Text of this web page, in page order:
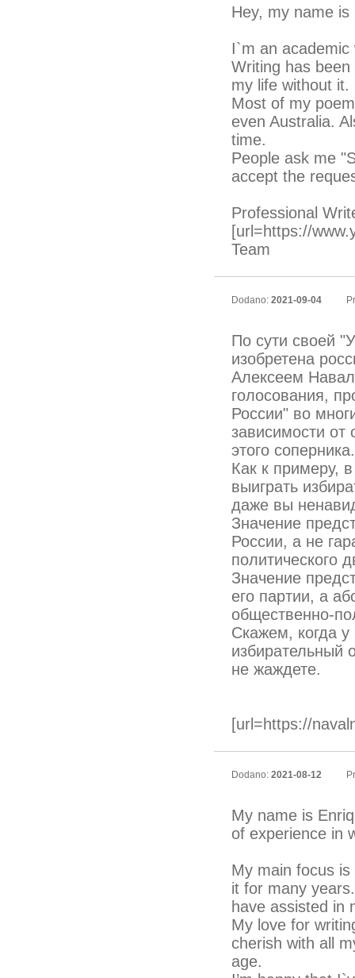
Hey, my name is
I`m an
Writing has
my life without it.
Most of my
even Australia.
time.
People ask me
accept the
Professional
[url=https://
Team
Dodano: 2021-09-04
По сути своей
изобретена
Алексеем
голосования,
России" во
зависимости от
этого соперника.
Как к примеру,
выиграть
даже вы
Значение
России, а не
политического
Значение
его партии, а
общественно-
Скажем, когда
избирательный
не жаждете.
[url=https://
Dodano: 2021-08-12
My name is
of experience in
My main focus
it for many
have assisted in
My love for
cherish with all
age.